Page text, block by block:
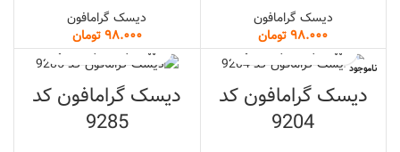
دیسک گرامافون
تومان
دیسک گرامافون
تومان
ناموجود
دیسک گرامافون کد
9204
دیسک گرامافون کد
9285